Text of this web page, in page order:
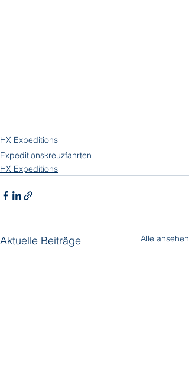
HX Expeditions
Expeditionskreuzfahrten
HX Expeditions
Aktuelle Beiträge Alle ansehen